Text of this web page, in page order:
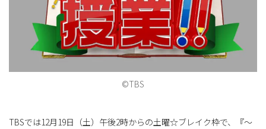
り
©TBS
TBSでは12月19日（土）午後2時からの土曜☆ブレイク枠で、『～